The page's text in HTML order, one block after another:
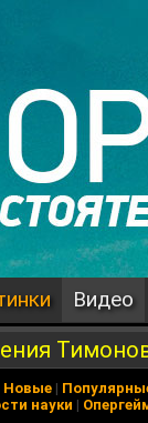
Видео
Новые |
науки |